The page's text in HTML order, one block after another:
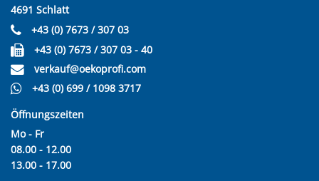
4691 Schlatt
+43 (0) 7673 / 307 03
+43 (0) 7673 / 307 03 - 40
verkauf@oekoprofi.com
+43 (0) 699 / 1098 3717
Öffnungszeiten
Mo - Fr
08.00 - 12.00
13.00 - 17.00